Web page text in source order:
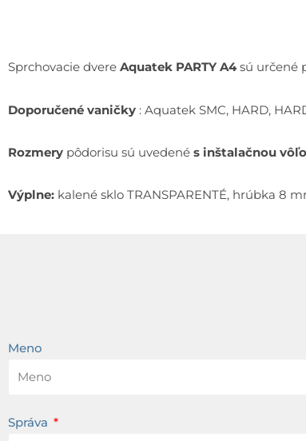
Sprchovacie dvere Aquatek PARTY A4sú určené
Doporučené vaničky : Aquatek SMC, HARD,
Rozmery pôdorisu sú uvedené s inštalačnou
Výplne: kalené sklo TRANSPARENTÉ, hrúbka 8
Meno
Správa